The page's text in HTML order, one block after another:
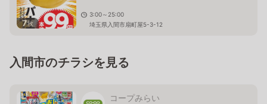
7枚
3:00～25:00
埼玉県入間市扇町屋5-3-12
入間市のチラシを見る
コープみらい